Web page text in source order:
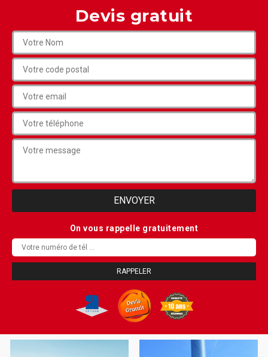
Devis gratuit
On vous rappelle gratuitement